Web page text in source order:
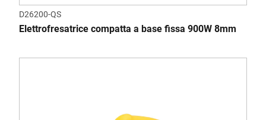
D26200-QS
Elettrofresatrice compatta a base fissa 900W 8mm